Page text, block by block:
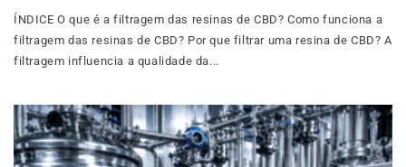
ÍNDICE O que é a filtragem das resinas de CBD? Como funciona a
filtragem das resinas de CBD? Por que filtrar uma resina de CBD? A
filtragem influencia a qualidade da...